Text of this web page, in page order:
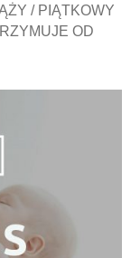
/ PIĄTKOWY
OD